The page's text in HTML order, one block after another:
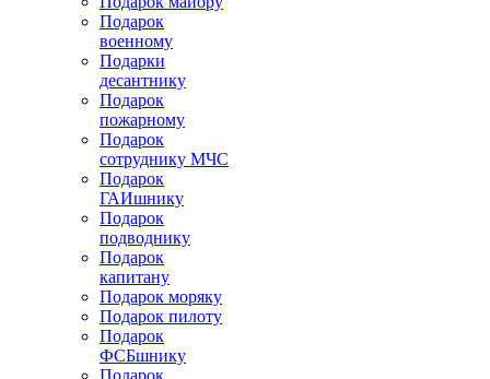
Подарок
военному
Подарки
десантнику
Подарок
пожарному
Подарок
сотруднику МЧС
Подарок
ГАИшнику
Подарок
подводнику
Подарок
капитану
Подарок моряку
Подарок пилоту
Подарок
ФСБшнику
Подарок